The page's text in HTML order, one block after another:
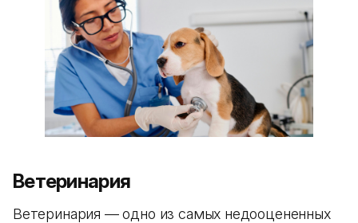
Ветеринария
Ветеринария — одно из самых недооцененных